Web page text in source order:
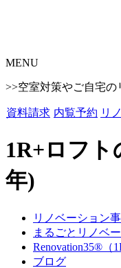
MENU
>>空室対策やご自宅の
資料請求 内覧予約 リ
1R+ロフ
年)
リノベーション
まるごとリノベ
Renovation35®（
ブログ